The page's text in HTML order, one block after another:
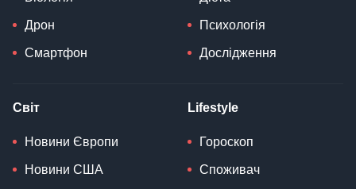
Дрон
Смартфон
Психологія
Дослідження
Світ
Новини Європи
Новини США
Lifestyle
Гороскоп
Споживач